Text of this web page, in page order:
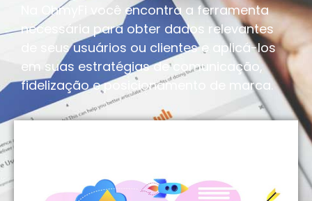
Na OhmyFi você encontra a ferramenta
necessária para obter dados relevantes
de seus usuários ou clientes e aplicá-los
em suas estratégias de comunicação,
fidelização e posicionamento de marca.